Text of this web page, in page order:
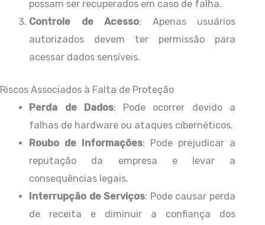
possam ser recuperados em caso de falha.
Controle de Acesso: Apenas usuários
autorizados devem ter permissão para
acessar dados sensíveis.
Riscos Associados à Falta de Proteção
Perda de Dados: Pode ocorrer devido a
falhas de hardware ou ataques cibernéticos.
Roubo de Informações: Pode prejudicar a
reputação da empresa e levar a
consequências legais.
Interrupção de Serviços: Pode causar perda
de receita e diminuir a confiança dos